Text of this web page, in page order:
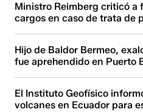
Ministro Reimberg criticó a
cargos en caso de trata de
Hijo de Baldor Bermeo,
fue aprehendido en Puerto
El Instituto Geofísico
volcanes en Ecuador para